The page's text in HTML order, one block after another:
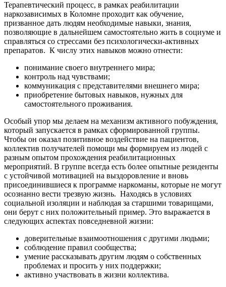
Терапевтический процесс, в рамках реабилитации
наркозависимых в Коломне проходит как обучение,
призванное дать людям необходимые навыки, знания,
позволяющие в дальнейшем самостоятельно жить в социуме и
справляться со стрессами без психологически-активных
препаратов. К числу этих навыков можно отнести:
понимание своего внутреннего мира;
контроль над чувствами;
коммуникация с представителями внешнего мира;
приобретение бытовых навыков, нужных для
самостоятельного проживания.
Особый упор мы делаем на механизм активного побуждения,
который запускается в рамках сформированной группы.
Чтобы он оказал позитивное воздействие на пациентов,
коллектив получателей помощи мы формируем из людей с
разным опытом прохождения реабилитационных
мероприятий. В группе всегда есть более опытные резиденты
с устойчивой мотивацией на выздоровление и вновь
присоединившиеся к программе наркоманы, которые не могут
осознанно вести трезвую жизнь. Находясь в условиях
социальной изоляции и наблюдая за старшими товарищами,
они берут с них положительный пример. Это выражается в
следующих аспектах повседневной жизни:
доверительные взаимоотношения с другими людьми;
соблюдение правил сообщества;
умение рассказывать другим людям о собственных
проблемах и просить у них поддержки;
активно участвовать в жизни коллектива.